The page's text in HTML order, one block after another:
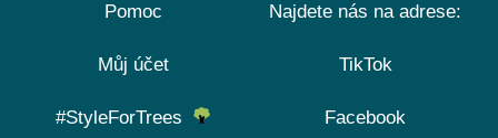
Pomoc
Můj účet
#StyleForTrees
Najdete nás na adrese:
TikTok
Facebook